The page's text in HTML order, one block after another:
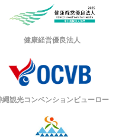
健康経営優良法人
縄観光コンベンションビューロー